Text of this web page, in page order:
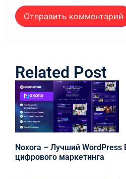
Related Post
Noxora – Лучший WordPress
цифрового маркетинга